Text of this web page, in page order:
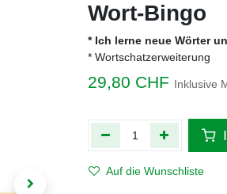
Wort-Bingo
* Ich lerne neue Wörter
* Wortschatzerweiterung
29,80 CHF Inklusive
Auf die Wunschliste